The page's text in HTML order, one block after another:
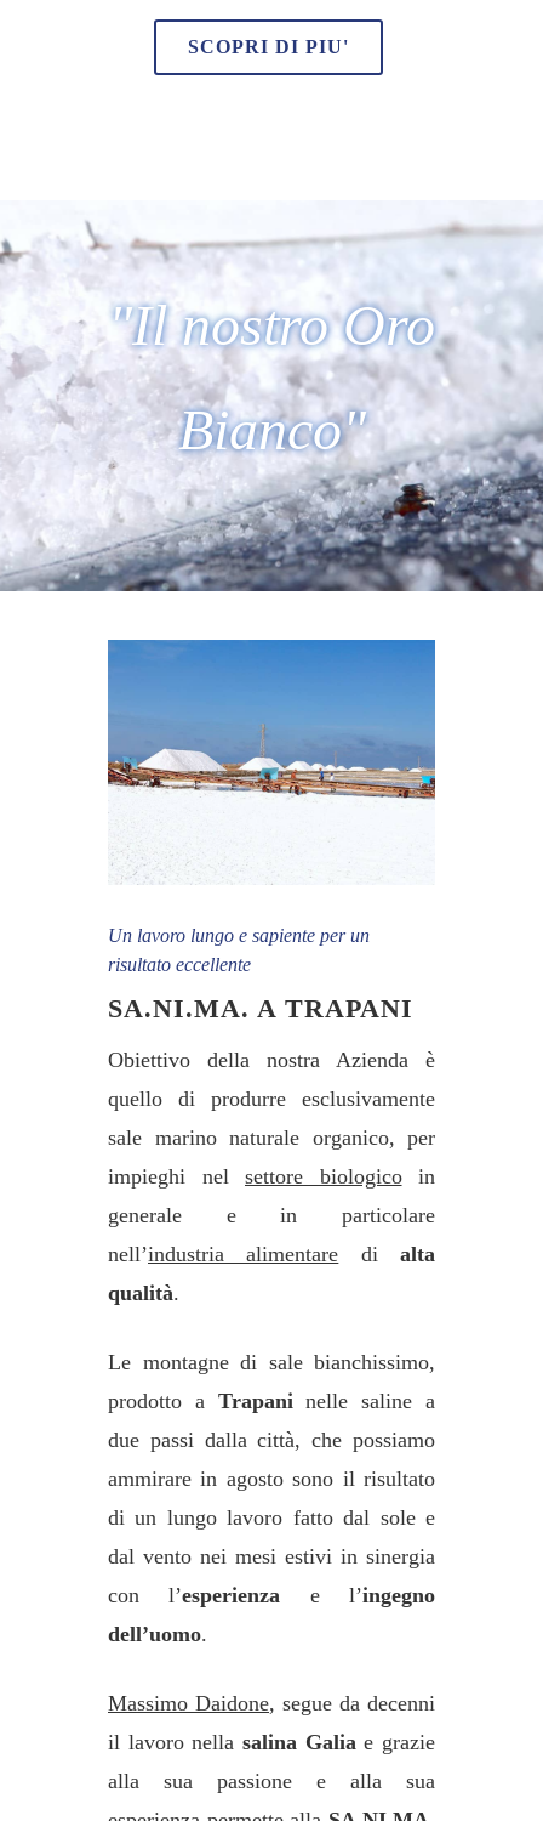
SCOPRI DI PIU'
"Il nostro Oro
Bianco"
Un lavoro lungo e sapiente per un
risultato eccellente
SA.NI.MA. A TRAPANI
Obiettivo della nostra Azienda è
quello di produrre esclusivamente
sale marino naturale organico, per
impieghi nel settore biologicoin
generale e in particolare
nell’industria alimentare dialta
qualità.
Le montagne di sale bianchissimo,
prodotto a Trapaninelle saline a
due passi dalla città, che possiamo
ammirare in agosto sono il risultato
di un lungo lavoro fatto dal sole e
dal vento nei mesi estivi in sinergia
con l’esperienza e l’ingegno
dell’uomo.
Massimo Daidone, segue da decenni
il lavoro nella salina Galiae grazie
alla sua passione e alla sua